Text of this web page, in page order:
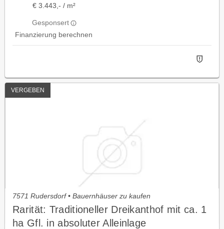
€ 3.443,- / m²
Gesponsert
Finanzierung berechnen
VERGEBEN
7571 Rudersdorf • Bauernhäuser zu kaufen
Rarität: Traditioneller Dreikanthof mit ca. 1
ha Gfl. in absoluter Alleinlage